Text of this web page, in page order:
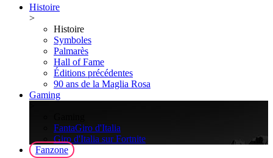
Histoire
>
Histoire
Symboles
Palmarès
Hall of Fame
Éditions précédentes
90 ans de la Maglia Rosa
Gaming
FantaGiro d'Italia
Giro d'Italia sur Fortnite
Fanzone